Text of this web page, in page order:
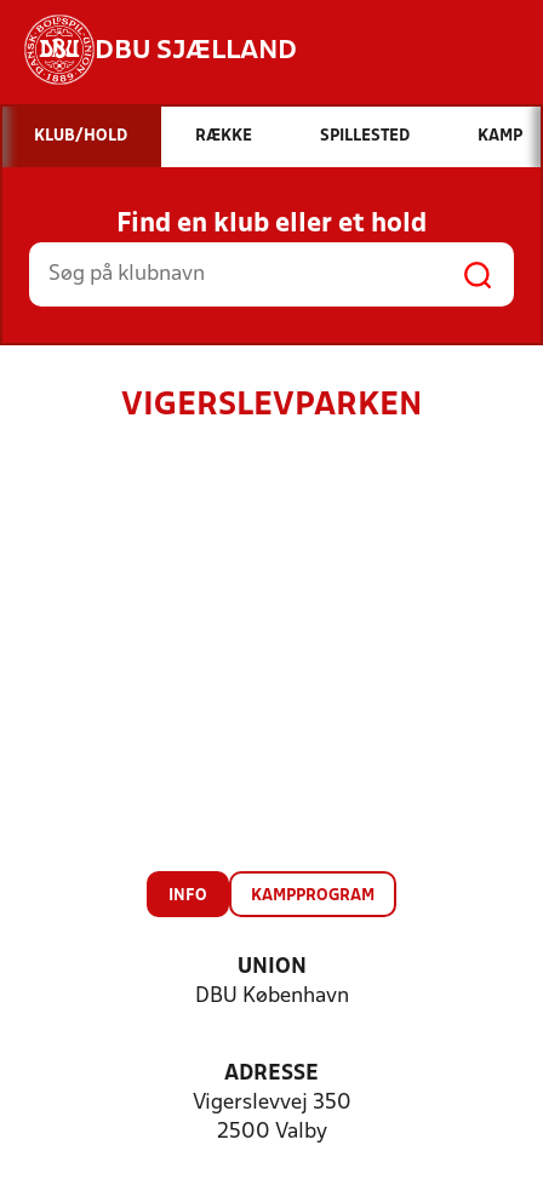
DBU SJÆLLAND
Hvad vil du søge efter?
INDHOLD OG NYHEDER
STILLINGER, RESULTATER, KLUBBER OG
HOLD
KLUB/HOLD RÆKKE SPILLESTED KAMP
Find en klub eller et hold
VIGERSLEVPARKEN
INFO KAMPPROGRAM
UNION
DBU København
ADRESSE
Vigerslevvej 350
2500 Valby